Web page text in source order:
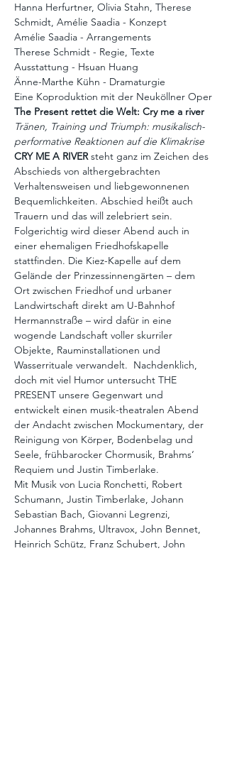
Hanna Herfurtner, Olivia Stahn, Therese
Schmidt, Amélie Saadia - Konzept
Amélie Saadia - Arrangements
Therese Schmidt - Regie, Texte
Ausstattung - Hsuan Huang
Änne-Marthe Kühn - Dramaturgie
Eine Koproduktion mit der Neuköllner Oper
The Present rettet die Welt: Cry me a river
Tränen, Training und Triumph: musikalisch-
performative Reaktionen auf die Klimakrise
CRY ME A RIVER steht ganz im Zeichen des
Abschieds von althergebrachten
Verhaltensweisen und liebgewonnenen
Bequemlichkeiten. Abschied heißt auch
Trauern und das will zelebriert sein.
Folgerichtig wird dieser Abend auch in
einer ehemaligen Friedhofskapelle
stattfinden. Die Kiez-Kapelle auf dem
Gelände der Prinzessinnengärten – dem
Ort zwischen Friedhof und urbaner
Landwirtschaft direkt am U-Bahnhof
Hermannstraße – wird dafür in eine
wogende Landschaft voller skurriler
Objekte, Rauminstallationen und
Wasserrituale verwandelt.  Nachdenklich,
doch mit viel Humor untersucht THE
PRESENT unsere Gegenwart und
entwickelt einen musik-theatralen Abend
der Andacht zwischen Mockumentary, der
Reinigung von Körper, Bodenbelag und
Seele, frühbarocker Chormusik, Brahms‘
Requiem und Justin Timberlake.
Mit Musik von Lucia Ronchetti, Robert
Schumann, Justin Timberlake, Johann
Sebastian Bach, Giovanni Legrenzi,
Johannes Brahms, Ultravox, John Bennet,
Heinrich Schütz, Franz Schubert, John